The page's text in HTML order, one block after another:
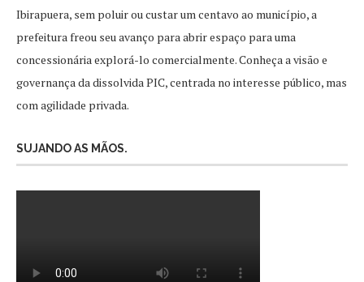
Ibirapuera, sem poluir ou custar um centavo ao município, a
prefeitura freou seu avanço para abrir espaço para uma
concessionária explorá-lo comercialmente. Conheça a visão e
governança da dissolvida PIC, centrada no interesse público, mas
com agilidade privada.
SUJANDO AS MÃOS.